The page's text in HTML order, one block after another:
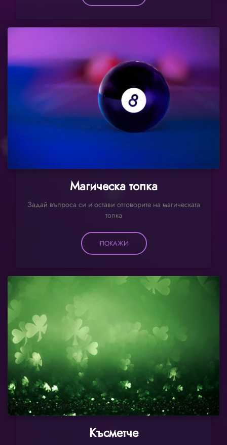
Магическа топка
Задай въпроса си и остави отговорите на магическата
топка
ПОКАЖИ
Късметче